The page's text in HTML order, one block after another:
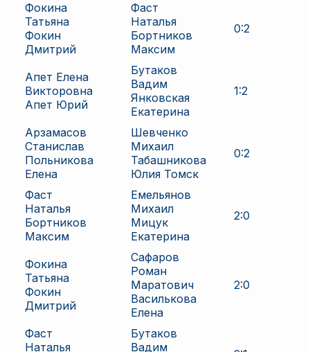
Фокина
Татьяна
Фокин
Дмитрий
Фаст
Наталья
Бортников
Максим
0:2
Апет Елена
Викторовна
Апет Юрий
Бутаков
Вадим
Янковская
Екатерина
1:2
Арзамасов
Станислав
Польникова
Елена
Шевченко
Михаил
Табашникова
Юлия Томск
0:2
Фаст
Наталья
Бортников
Максим
Емельянов
Михаил
Мицук
Екатерина
2:0
Фокина
Татьяна
Фокин
Дмитрий
Сафаров
Роман
Маратович
Василькова
Елена
2:0
Фаст
Наталья
Бутаков
Вадим